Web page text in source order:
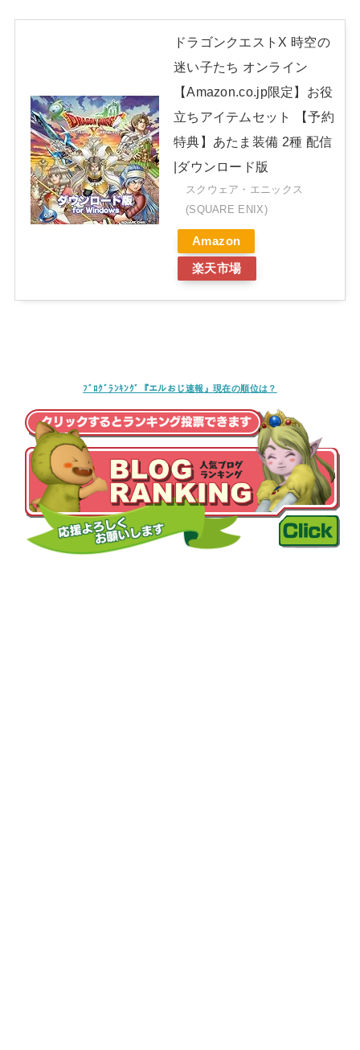
ドラゴンクエストX 時空の
迷い子たち オンライン
【Amazon.co.jp限定】お役
立ちアイテムセット 【予約
特典】あたま装備 2種 配信
|ダウンロード版
スクウェア・エニックス
(SQUARE ENIX)
Amazon
楽天市場
ﾌﾞﾛｸﾞﾗﾝｷﾝｸﾞ『エルおじ速報』現在の順位は？